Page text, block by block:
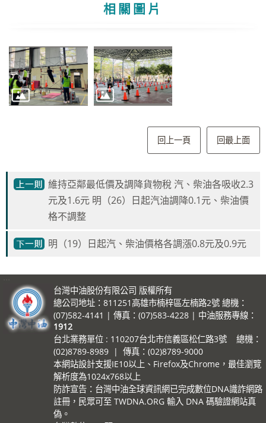
相關圖片
回上一頁 回最上面
維持亞鄰最低價及調降貨物稅 汽、柴油各吸收2.3
元及1.6元 明（26）日起汽油調降0.1元、柴油價
格不調整
明（19）日起汽、柴油價格各調漲0.8元及0.9元
台灣中油股份有限公司 版權所有
總公司地址：811251高雄市楠梓區左楠路2號 總機：
(07)582-4141 | 傳真：(07)583-4228 | 中油服務專線：
1912
台北業務單位 : 110207台北市信義區松仁路3號 總機：
(02)8789-8989 | 傳真：(02)8789-9000
本網站設計支援IE10以上、Firefox及Chrome，最佳瀏覽
解析度為1024x768以上
防詐宣告：台灣中油全球資訊網已完成數位DNA識詐網路
註冊，民眾可至 TWDNA.ORG 輸入 DNA 碼驗證網站真
偽。